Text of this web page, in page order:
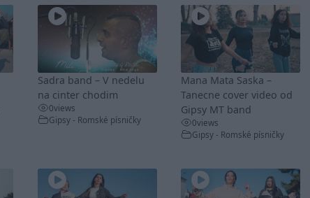
Sadra band – V nedelu
na cinter chodim
0views
Gipsy - Romské písničky
Mana Mata Saska –
Tanecne cover video od
Gipsy MT band
0views
Gipsy - Romské písničky